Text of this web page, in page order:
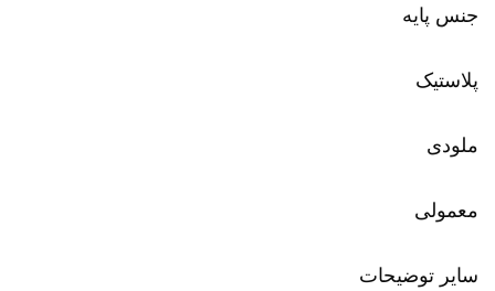
جنس پایه
پلاستیک
ملودی
معمولی
سایر توضیحات